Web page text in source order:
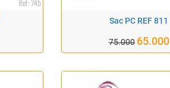
Sac PC REF 811
75.000 65.000